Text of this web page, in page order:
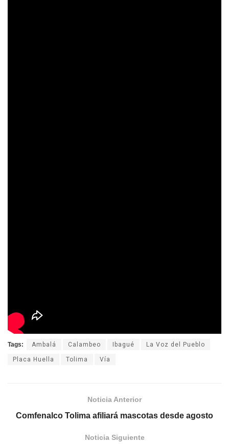
Tags: Ambalá Calambeo Ibagué La Voz del Pueblo
Placa Huella Tolima Vía
Noticia Anterior
Comfenalco Tolima afiliará mascotas desde agosto
Noticia Siguiente